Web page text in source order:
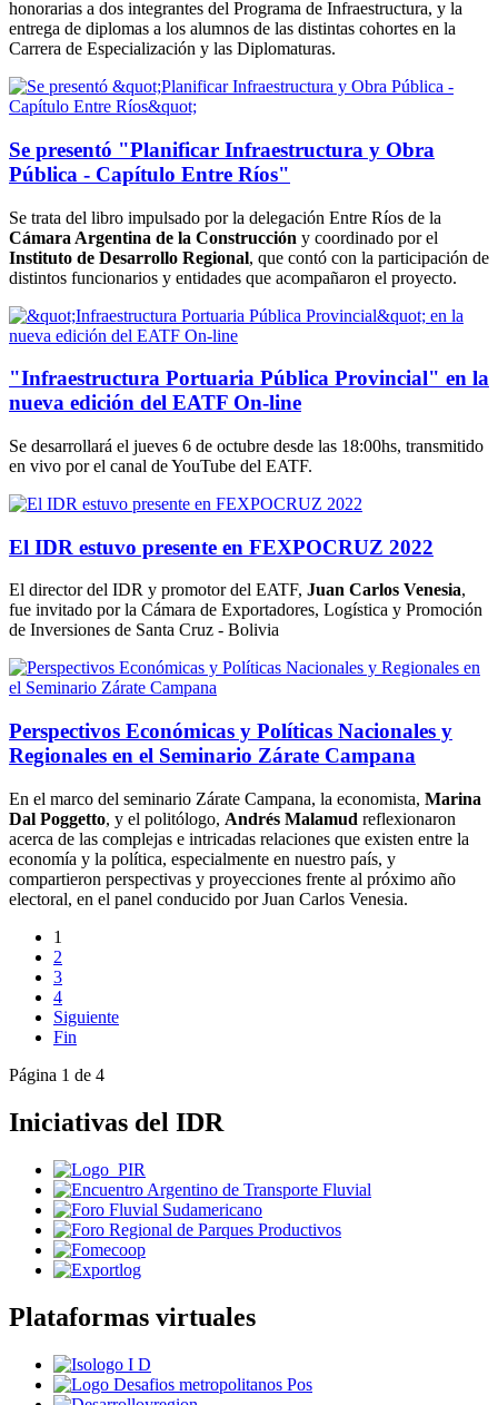
honorarias a dos integrantes del Programa de Infraestructura, y la
entrega de diplomas a los alumnos de las distintas cohortes en la
Carrera de Especialización y las Diplomaturas.
Se presentó "Planificar Infraestructura y Obra
Pública - Capítulo Entre Ríos"
Se trata del libro impulsado por la delegación Entre Ríos de la
Cámara Argentina de la Construcción y coordinado por el
Instituto de Desarrollo Regional, que contó con la participación de
distintos funcionarios y entidades que acompañaron el proyecto.
"Infraestructura Portuaria Pública Provincial" en la
nueva edición del EATF On-line
Se desarrollará el jueves 6 de octubre desde las 18:00hs, transmitido
en vivo por el canal de YouTube del EATF.
El IDR estuvo presente en FEXPOCRUZ 2022
El director del IDR y promotor del EATF, Juan Carlos Venesia,
fue invitado por la Cámara de Exportadores, Logística y Promoción
de Inversiones de Santa Cruz - Bolivia
Perspectivos Económicas y Políticas Nacionales y
Regionales en el Seminario Zárate Campana
En el marco del seminario Zárate Campana, la economista, Marina
Dal Poggetto, y el politólogo, Andrés Malamud reflexionaron
acerca de las complejas e intricadas relaciones que existen entre la
economía y la política, especialmente en nuestro país, y
compartieron perspectivas y proyecciones frente al próximo año
electoral, en el panel conducido por Juan Carlos Venesia.
1
2
3
4
Siguiente
Fin
Página 1 de 4
Iniciativas del IDR
Plataformas virtuales